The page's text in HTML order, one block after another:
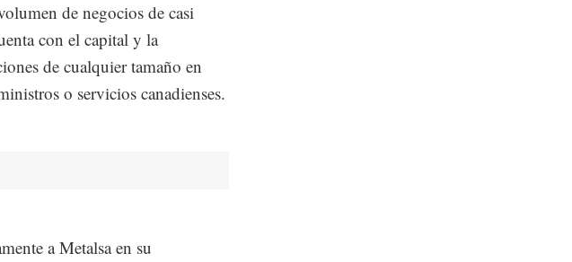
de negocios de casi
con el capital y la
de cualquier tamaño en
o servicios canadienses.
a Metalsa en su